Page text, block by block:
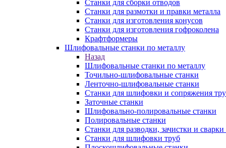
Станки для сборки отводов
Станки для размотки и правки металла
Станки для изготовления конусов
Станки для изготовления гофроколена
Крафтформеры
Шлифовальные станки по металлу
Назад
Шлифовальные станки по металлу
Точильно-шлифовальные станки
Ленточно-шлифовальные станки
Станки для шлифовки и сопряжения
Заточные станки
Шлифовально-полировальные станки
Полировальные станки
Станки для разводки, зачистки и сварки
Станки для шлифовки труб